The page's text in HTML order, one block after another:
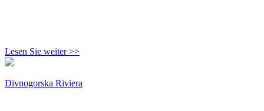
Lesen Sie weiter >>
Divnogorska Riviera